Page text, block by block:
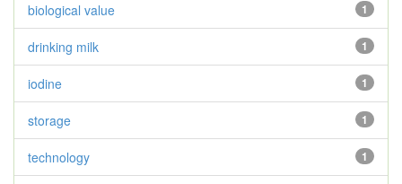
1
biological value
1
drinking milk
1
iodine
1
storage
1
technology